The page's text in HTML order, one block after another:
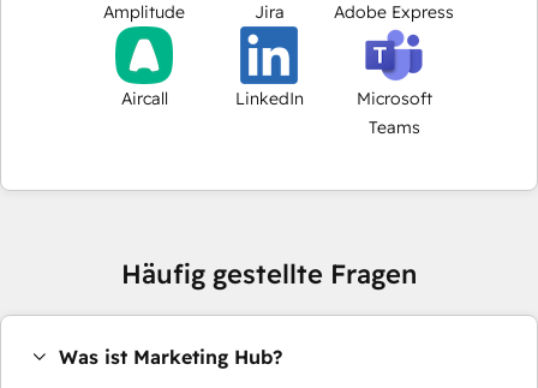
Amplitude Jira Adobe Express
Aircall LinkedIn
Microsoft
Teams
Häufig gestellte Fragen
Was ist Marketing Hub?